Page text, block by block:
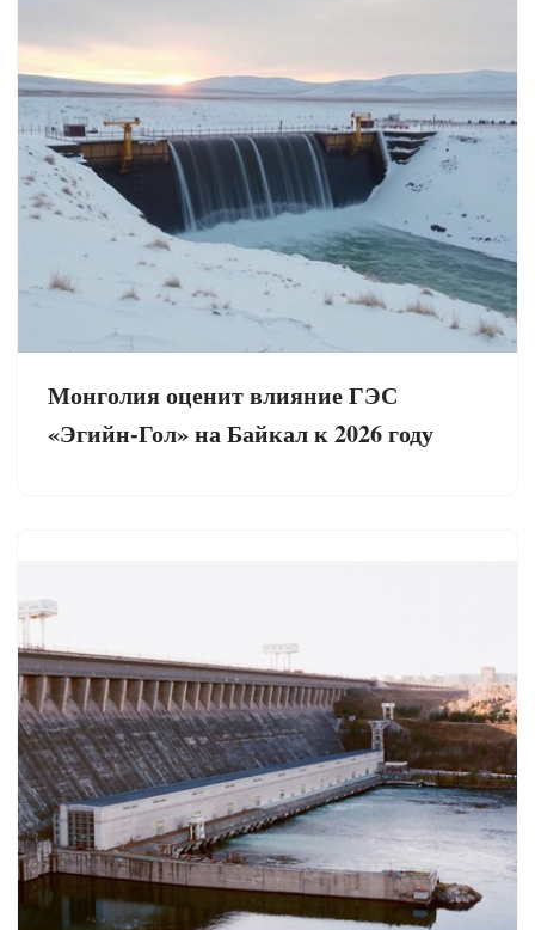
Монголия оценит влияние ГЭС
«Эгийн-Гол» на Байкал к 2026 году